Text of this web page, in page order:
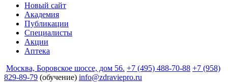
Новый сайт
Академия
Публикации
Специалисты
Акции
Аптека
Москва, Боровское шоссе, дом 56. +7 (495) 488-70-88 +7 (958)
829-89-79 (обучение) info@zdraviepro.ru